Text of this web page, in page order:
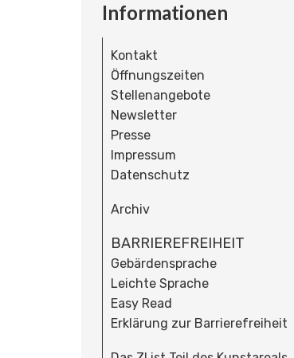
Informationen
Kontakt
Öffnungszeiten
Stellenangebote
Newsletter
Presse
Impressum
Datenschutz
Archiv
BARRIEREFREIHEIT
Gebärdensprache
Leichte Sprache
Easy Read
Erklärung zur Barrierefreiheit